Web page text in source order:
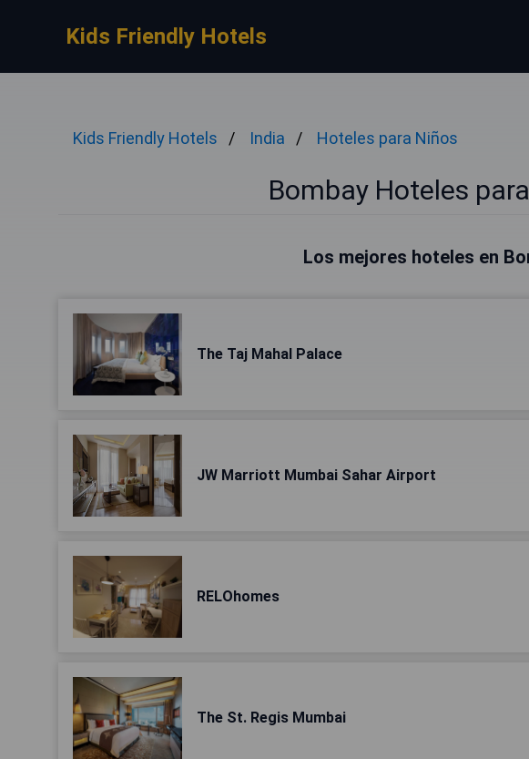
Kids Friendly Hotels
Kids Friendly Hotels India Hoteles para Niños
Bombay Hoteles
Los mejores hoteles en
The Taj Mahal Palace
JW Marriott Mumbai Sahar Airport
RELOhomes
The St. Regis Mumbai